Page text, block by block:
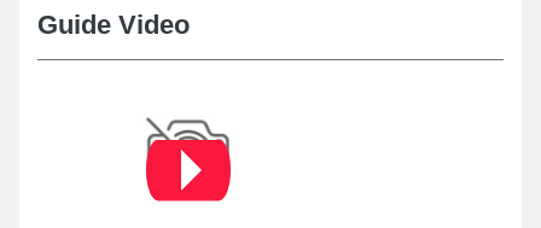
Guide Video